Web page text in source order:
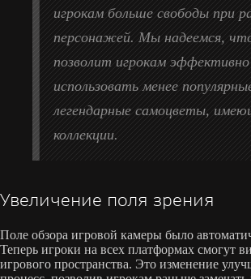
игрокам больше свободы при
персонажей. Мы надеемся,
позволит игрокам эффективно
использовать менее
легендарные самоцветы,
коллекции.
Увеличение поля зрения
Поле обзора игровой камеры было
Теперь игроки на всех платформах смогут
игрового пространства. Это изменение